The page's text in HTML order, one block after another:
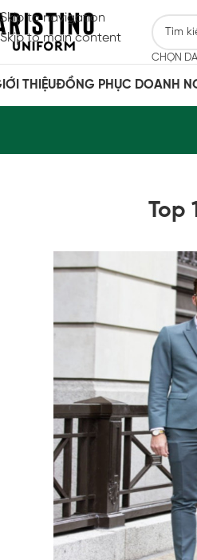
Skip to navigation
Skip to main content
CHỌN
THIỆUĐỒNG PHỤC DOANH
Top